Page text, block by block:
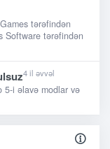
tərəfindən
Software tərəfindən
4 il əvvəl
5-i əlavə modlar və